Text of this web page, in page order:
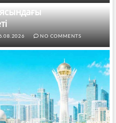
NO COMMENTS